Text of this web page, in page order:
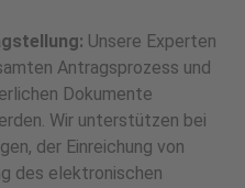
Unsere Experten
Antragsprozess und
Dokumente
Wir unterstützen bei
der Einreichung von
des elektronischen